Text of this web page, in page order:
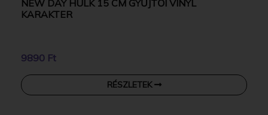
NEW DAY HULK 15 CM GYŰJTŐI VINYL
KARAKTER
9890 Ft
RÉSZLETEK